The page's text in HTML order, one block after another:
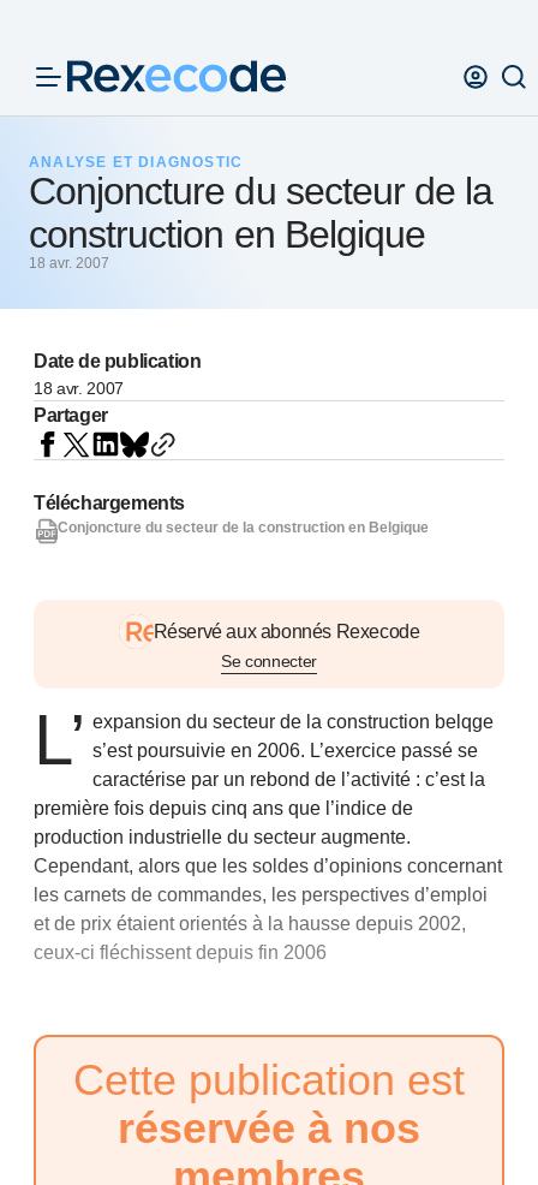
ANALYSE ET DIAGNOSTIC
Conjoncture du secteur de la
construction en Belgique
18 avr. 2007
Date de publication
18 avr. 2007
Partager
Réservé aux abonnés Rexecode
Se connecter
L’ expansion du secteur de la construction belqge
s’est poursuivie en 2006. L’exercice passé se
caractérise par un rebond de l’activité : c’est la
première fois depuis cinq ans que l’indice de
production industrielle du secteur augmente.
Cependant, alors que les soldes d’opinions concernant
les carnets de commandes, les perspectives d’emploi
et de prix étaient orientés à la hausse depuis 2002,
ceux-ci fléchissent depuis fin 2006
Cette publication est
réservée à nos
Téléchargements
Conjoncture du secteur de la construction en Belgique